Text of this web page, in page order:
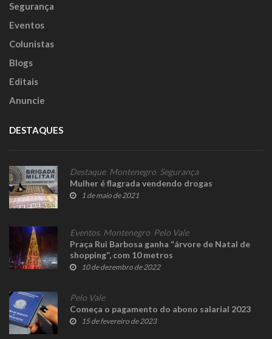
Segurança
Eventos
Colunistas
Blogs
Editais
Anuncie
DESTAQUES
Destaque, Montenegro Segurança
Mulher é flagrada vendendo drogas
1 de maio de 2021
Eventos, Montenegro Pelo Vale
Praça Rui Barbosa ganha “árvore de Natal de
shopping”, com 10 metros
10 de dezembro de 2022
Pelo Vale
Começa o pagamento do abono salarial 2023
15 de fevereiro de 2023